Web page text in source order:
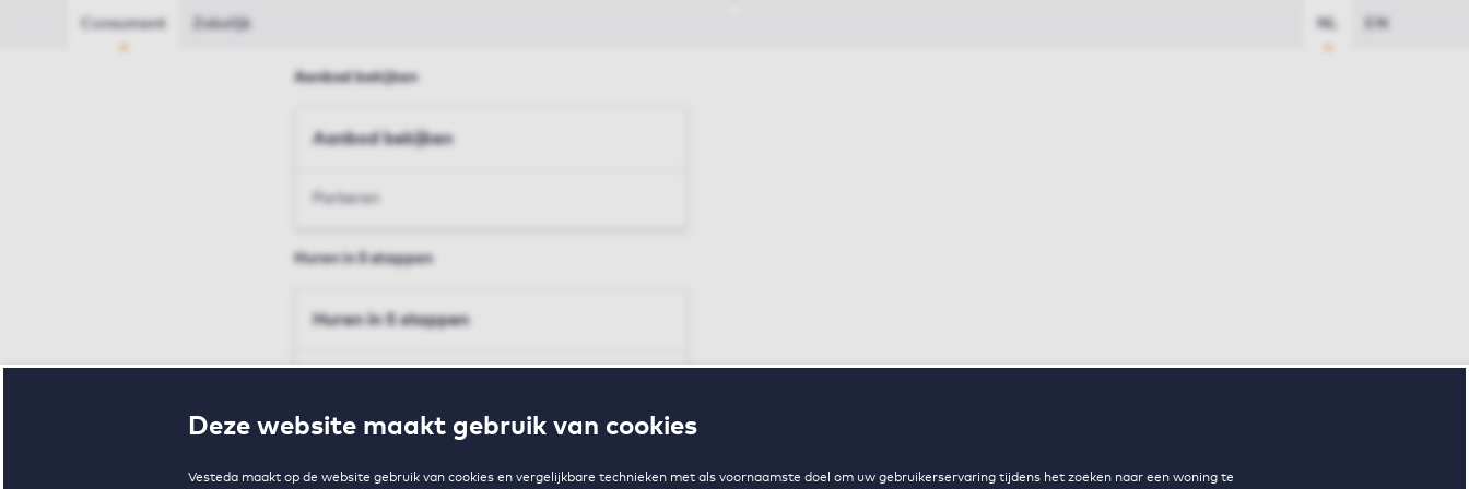
Deze website maakt gebruik van cookies
Vesteda maakt op de website gebruik van cookies en vergelijkbare technieken met als voornaamste doel om uw gebruikerservaring tijdens het zoeken naar een woning te
Consument Zakelijk NL EN
Aanbod bekijken
Aanbod bekijken
Parkeren
Huren in 5 stappen
Huren in 5 stappen
Voorwaarden en toewijzing